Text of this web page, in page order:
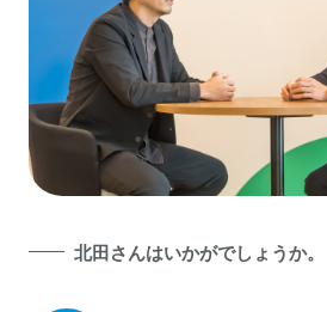
北田さんはいかがでしょうか。